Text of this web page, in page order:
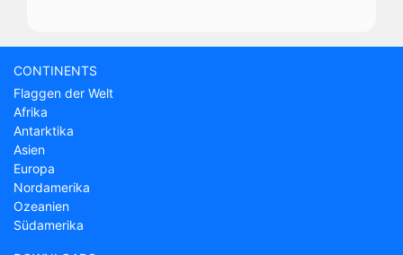
CONTINENTS
Flaggen der Welt
Afrika
Antarktika
Asien
Europa
Nordamerika
Ozeanien
Südamerika